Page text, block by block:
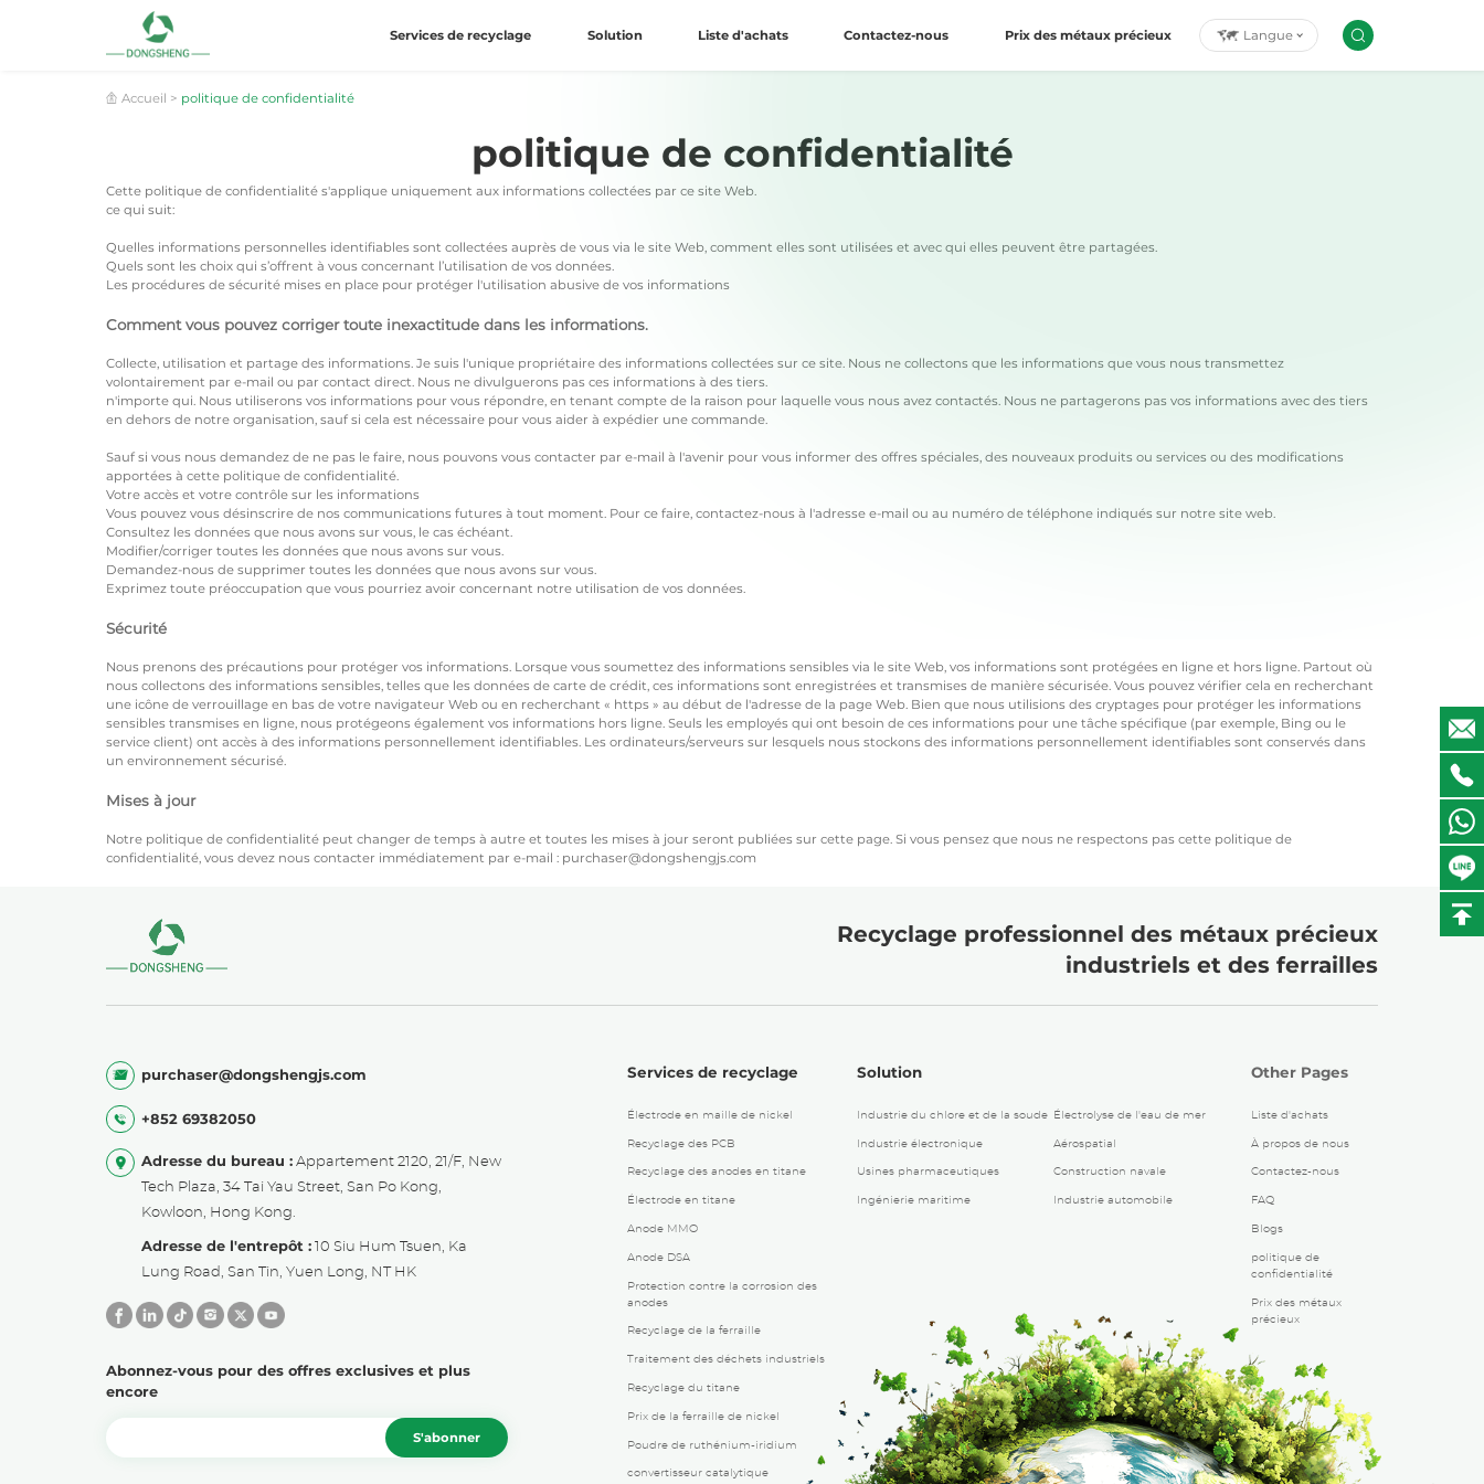
Services de recyclage Solution Liste d'achats Contactez-nous Prix ​​des métaux précieux Langue
Accueil > politique de confidentialité
politique de confidentialité
Cette politique de confidentialité s'applique uniquement aux informations collectées par ce site Web.
ce qui suit:
Quelles informations personnelles identifiables sont collectées auprès de vous via le site Web, comment elles sont utilisées et avec qui elles peuvent être partagées.
Quels sont les choix qui s’offrent à vous concernant l’utilisation de vos données.
Les procédures de sécurité mises en place pour protéger l'utilisation abusive de vos informations
Comment vous pouvez corriger toute inexactitude dans les informations.
Collecte, utilisation et partage des informations. Je suis l'unique propriétaire des informations collectées sur ce site. Nous ne collectons que les informations que vous nous transmettez
volontairement par e-mail ou par contact direct. Nous ne divulguerons pas ces informations à des tiers.
n'importe qui. Nous utiliserons vos informations pour vous répondre, en tenant compte de la raison pour laquelle vous nous avez contactés. Nous ne partagerons pas vos informations avec des tiers
en dehors de notre organisation, sauf si cela est nécessaire pour vous aider à expédier une commande.
Sauf si vous nous demandez de ne pas le faire, nous pouvons vous contacter par e-mail à l'avenir pour vous informer des offres spéciales, des nouveaux produits ou services ou des modifications
apportées à cette politique de confidentialité.
Votre accès et votre contrôle sur les informations
Vous pouvez vous désinscrire de nos communications futures à tout moment. Pour ce faire, contactez-nous à l'adresse e-mail ou au numéro de téléphone indiqués sur notre site web.
Consultez les données que nous avons sur vous, le cas échéant.
Modifier/corriger toutes les données que nous avons sur vous.
Demandez-nous de supprimer toutes les données que nous avons sur vous.
Exprimez toute préoccupation que vous pourriez avoir concernant notre utilisation de vos données.
Sécurité
Nous prenons des précautions pour protéger vos informations. Lorsque vous soumettez des informations sensibles via le site Web, vos informations sont protégées en ligne et hors ligne. Partout où
nous collectons des informations sensibles, telles que les données de carte de crédit, ces informations sont enregistrées et transmises de manière sécurisée. Vous pouvez vérifier cela en recherchant
une icône de verrouillage en bas de votre navigateur Web ou en recherchant « https » au début de l'adresse de la page Web. Bien que nous utilisions des cryptages pour protéger les informations
sensibles transmises en ligne, nous protégeons également vos informations hors ligne. Seuls les employés qui ont besoin de ces informations pour une tâche spécifique (par exemple, Bing ou le
service client) ont accès à des informations personnellement identifiables. Les ordinateurs/serveurs sur lesquels nous stockons des informations personnellement identifiables sont conservés dans
un environnement sécurisé.
Mises à jour
Notre politique de confidentialité peut changer de temps à autre et toutes les mises à jour seront publiées sur cette page. Si vous pensez que nous ne respectons pas cette politique de
confidentialité, vous devez nous contacter immédiatement par e-mail : purchaser@dongshengjs.com
Recyclage professionnel des métaux précieux
industriels et des ferrailles
purchaser@dongshengjs.com
+852 69382050
Adresse du bureau : Appartement 2120, 21/F, New
Tech Plaza, 34 Tai Yau Street, San Po Kong,
Kowloon, Hong Kong.
Adresse de l'entrepôt : 10 Siu Hum Tsuen, Ka
Lung Road, San Tin, Yuen Long, NT HK
Abonnez-vous pour des offres exclusives et plus
encore
S'abonner
Services de recyclage
Électrode en maille de nickel
Recyclage des PCB
Recyclage des anodes en titane
Électrode en titane
Anode MMO
Anode DSA
Protection contre la corrosion des
anodes
Recyclage de la ferraille
Traitement des déchets industriels
Recyclage du titane
Prix ​​de la ferraille de nickel
Poudre de ruthénium-iridium
convertisseur catalytique
Solution
Industrie du chlore et de la soude Électrolyse de l'eau de mer
Industrie électronique Aérospatial
Usines pharmaceutiques Construction navale
Ingénierie maritime Industrie automobile
Other Pages
Liste d'achats
À propos de nous
Contactez-nous
FAQ
Blogs
politique de
confidentialité
Prix ​​des métaux
précieux